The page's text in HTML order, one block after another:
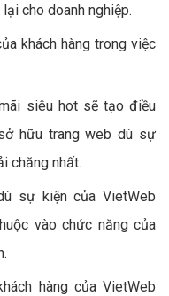
cho doanh nghiệp.
khách hàng trong việc
siêu hot sẽ tạo điều
hữu trang web dù sự
chăng nhất.
sự kiện của VietWeb
vào chức năng của
hàng của VietWeb